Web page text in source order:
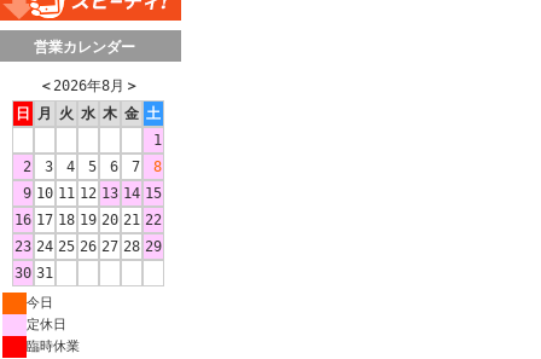
営業カレンダー
＜ 2026年8月 ＞
日
月 火 水 木 金 土
1
2
3 4 5 6 7
8
9 10 11 12 13 14 15
16 17 18 19 20 21 22
23 24 25 26 27 28 29
30 31
今日
定休日
臨時休業